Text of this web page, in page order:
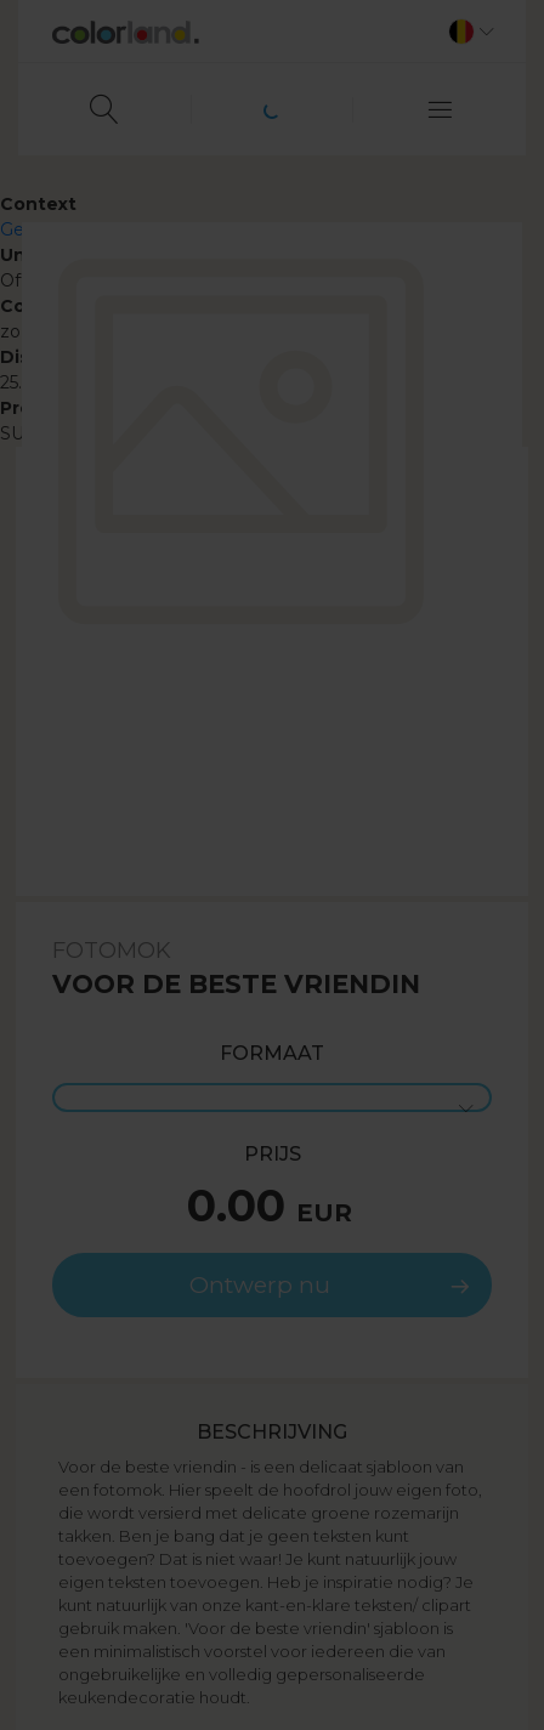
Context
Gekleurde fotomok
Unpublish
Off
Code expiration date
zo, 01/31/2027 - 10:00
Discount %
25.00
Promo code
SUMMER26BENL
FOTOMOK
VOOR DE BESTE VRIENDIN
FORMAAT
PRIJS
0.00 EUR
Ontwerp nu
BESCHRIJVING
Voor de beste vriendin - is een delicaat sjabloon van
een fotomok. Hier speelt de hoofdrol jouw eigen foto,
die wordt versierd met delicate groene rozemarijn
takken. Ben je bang dat je geen teksten kunt
toevoegen? Dat is niet waar! Je kunt natuurlijk jouw
eigen teksten toevoegen. Heb je inspiratie nodig? Je
kunt natuurlijk van onze kant-en-klare teksten/ clipart
gebruik maken. 'Voor de beste vriendin' sjabloon is
een minimalistisch voorstel voor iedereen die van
ongebruikelijke en volledig gepersonaliseerde
keukendecoratie houdt.